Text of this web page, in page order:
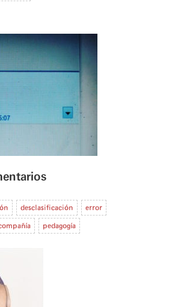
desclasificación error
pedagogía